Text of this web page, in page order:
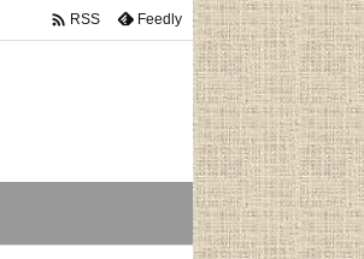
 RSS Feedly